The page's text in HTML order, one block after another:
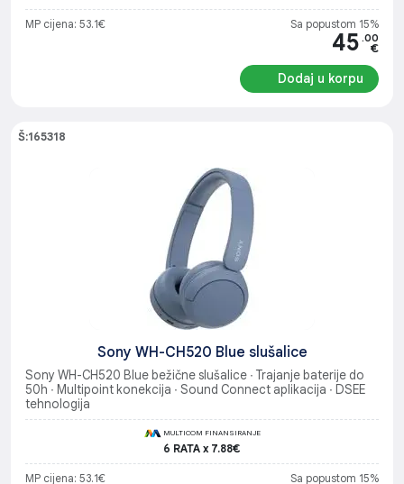
MP cijena: 53.1€ Sa popustom 15%
45 .00
€
Dodaj u korpu
Š:165318
Sony WH-CH520 Blue slušalice
Sony WH-CH520 Blue bežične slušalice ∙ Trajanje baterije do
50h ∙ Multipoint konekcija ∙ Sound Connect aplikacija ∙ DSEE
tehnologija
MULTICOM FINANSIRANJE
6 RATA x 7.88€
MP cijena: 53.1€ Sa popustom 15%